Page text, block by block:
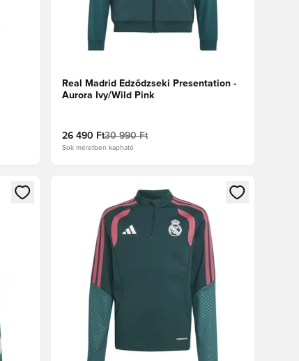
Real Madrid Edződzseki Presentation -
Aurora Ivy/Wild Pink
26 490 Ft30 990 Ft
Sok méretben kapható
vagy a tagként való regisztrációhoz
Megnyit egy modált a bejelentkezéshez vagy a